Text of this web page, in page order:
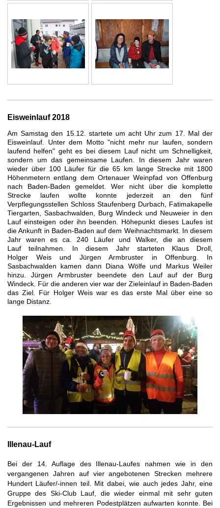
Eisweinlauf 2018
Am Samstag den 15.12. startete um acht Uhr zum 17. Mal der
Eisweinlauf. Unter dem Motto "nicht mehr nur laufen, sondern
laufend helfen" geht es bei diesem Lauf nicht um Schnelligkeit,
sondern um das gemeinsame Laufen. In diesem Jahr waren
wieder über 100 Läufer für die 65 km lange Strecke mit 1800
Höhenmetern entlang dem Ortenauer Weinpfad von Offenburg
nach Baden-Baden gemeldet. Wer nicht über die komplette
Strecke laufen wollte konnte jederzeit an den fünf
Verpflegungsstellen Schloss Staufenberg Durbach, Fatimakapelle
Tiergarten, Sasbachwalden, Burg Windeck und Neuweier in den
Lauf einsteigen oder ihn beenden. Höhepunkt dieses Laufes ist
die Ankunft in Baden-Baden auf dem Weihnachtsmarkt. In diesem
Jahr waren es ca. 240 Läufer und Walker, die an diesem
Lauf teilnahmen. In diesem Jahr starteten Klaus Droll,
Holger Weisund Jürgen Armbruster in Offenburg. In
Sasbachwalden kamen dann Diana Wölfe und Markus Weiler
hinzu. Jürgen Armbruster beendete den Lauf auf der Burg
Windeck. Für die anderen vier war der Zieleinlauf in Baden-Baden
das Ziel. Für Holger Weiswar es das erste Mal über eine so
lange Distanz.
Illenau-Lauf
Bei der 14. Auflage des Illenau-Laufes nahmen wie in den
vergangenen Jahren auf vier angebotenen Strecken mehrere
Hundert Läufer/-innen teil. Mit dabei, wie auch jedes Jahr, eine
Gruppe des Ski-Club Lauf, die wieder einmal mit sehr guten
Ergebnissen und mehreren Podestplätzen aufwarten konnte. Bei